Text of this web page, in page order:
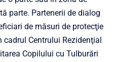
parte. Partenerii de dialog
de măsuri de protecţie
Centrului Rezidenţial
Copilului cu Tulburări